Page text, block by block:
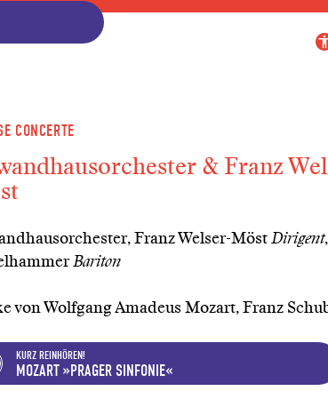
Seite anspringen
anspringen
anspringen
CONCERTE
& Franz
Franz Welser-MöstDirigent
Bariton
von Wolfgang Amadeus Mozart, Franz
KURZ REINHÖREN!
MOZART »PRAGER SINFONIE«